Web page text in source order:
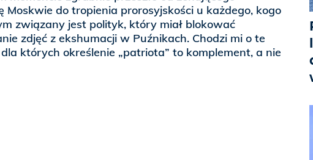
Moskwie do tropienia prorosyjskości u każdego, kogo
związany jest polityk, który miał blokować
zdjęć z ekshumacji w Puźnikach. Chodzi mi o te
których określenie „patriota” to komplement, a nie